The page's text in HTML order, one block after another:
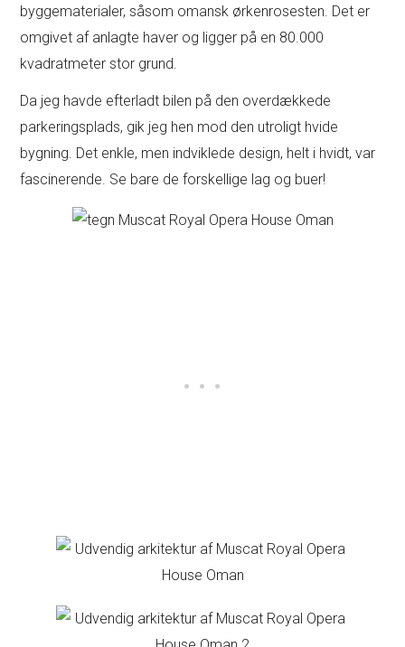
byggematerialer, såsom omansk ørkenrosesten. Det er
omgivet af anlagte haver og ligger på en 80.000
kvadratmeter stor grund.
Da jeg havde efterladt bilen på den overdækkede
parkeringsplads, gik jeg hen mod den utroligt hvide
bygning. Det enkle, men indviklede design, helt i hvidt, var
fascinerende. Se bare de forskellige lag og buer!